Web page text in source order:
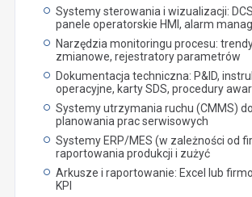
Systemy sterowania i wizualizacji:
panele operatorskie HMI, alarm
Narzędzia monitoringu procesu:
zmianowe, rejestratory parametrów
Dokumentacja techniczna: P&ID,
operacyjne, karty SDS, procedury
Systemy utrzymania ruchu (CMMS)
planowania prac serwisowych
Systemy ERP/MES (w zależności od
raportowania produkcji i zużyć
Arkusze i raportowanie: Excel lub
KPI